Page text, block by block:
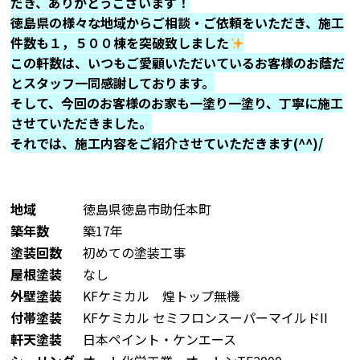
徳島県の様々な地域からご相談・ご依頼をいただき、施工
件数も１，５００棟を突破致しました
この軒数は、いつもご愛顧いただいているお客様のお蔭だ
とスタッフ一同感謝しております。
そして、今回のお客様のお家も一塗り一塗り、丁寧に施工
させていただきました。
それでは、施工内容をご紹介させていただきます(^^)/
地域
徳島県徳島市助任本町
築年数
築17年
塗装回数
初めての塗装工事
屋根塗装
なし
外壁塗装
KFケミカル 煌トップ無機
付帯塗装
KFケミカル セミフロンスーパーマイルドII
軒天塗装
日本ペイント・ケンエース